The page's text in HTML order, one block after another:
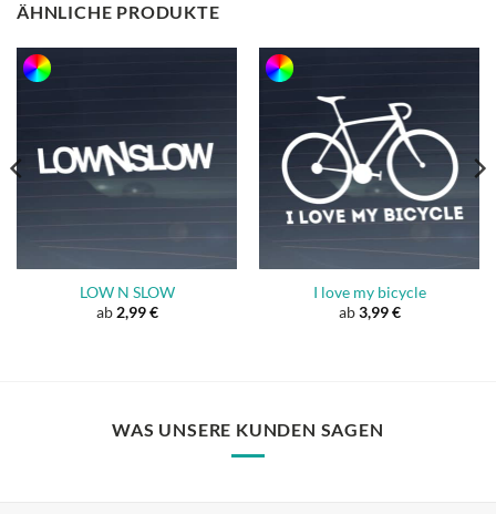
ÄHNLICHE PRODUKTE
LOW N SLOW
ab 2,99€
I love my bicycle
ab3,99€
WAS UNSERE KUNDEN SAGEN